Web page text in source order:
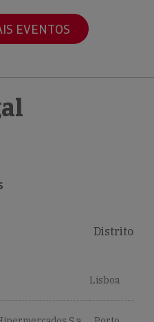
EVENTOS
Distrito
Lisboa